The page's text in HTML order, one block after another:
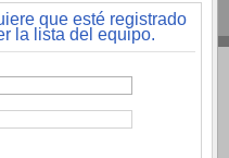
que esté registrado
la lista del equipo.